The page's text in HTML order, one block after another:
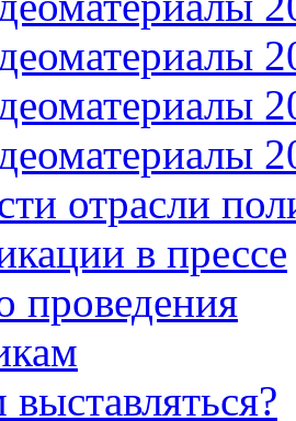
отрасли
в прессе
проведения
выставляться?